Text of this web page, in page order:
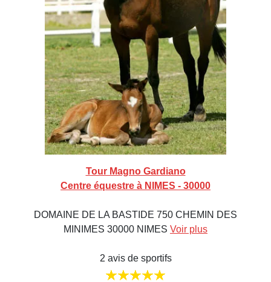
Tour Magno Gardiano
Centre équestre à NIMES - 30000
DOMAINE DE LA BASTIDE 750 CHEMIN DES
MINIMES 30000 NIMES Voir plus
2 avis de sportifs